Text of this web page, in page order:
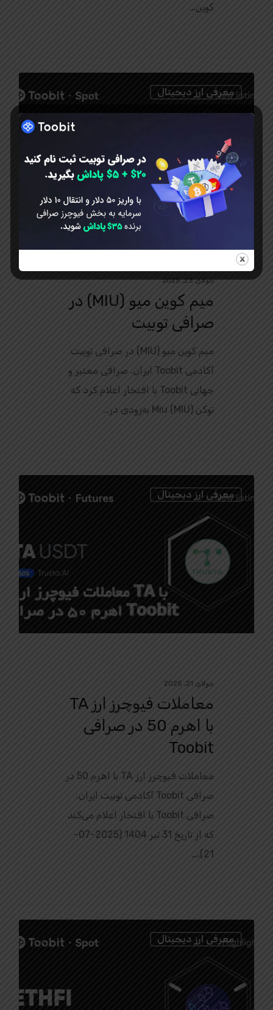
کوین‌…
معرفی ارز دیجیتال
جولای 23, 2025
میم کوین میو (MIU) در
صرافی توبیت
میم کوین میو (MIU) در صرافی توبیت
آکادمی Toobit ایران. صرافی معتبر و
جهانی Toobit با افتخار اعلام کرد که
توکن Miu (MIU) به‌زودی در…
معرفی ارز دیجیتال
جولای 21, 2025
معاملات فیوچرز ارز TA
با اهرم 50 در صرافی
Toobit
معاملات فیوچرز ارز TA با اهرم 50 در
صرافی Toobit آکادمی توبیت ایران.
صرافی Toobit با افتخار اعلام می‌کند
که از تاریخ 31 تیر 1404 (2025-07-
21)،…
معرفی ارز دیجیتال